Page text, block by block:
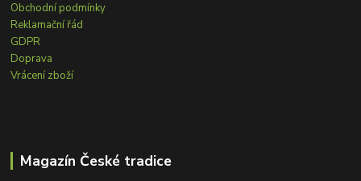
Obchodní podmínky
Reklamační řád
GDPR
Doprava
Vrácení zboží
Magazín České tradice